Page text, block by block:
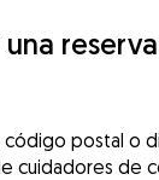
reserva
código postal o
cuidadores de